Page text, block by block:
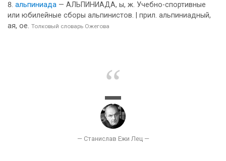
альпиниада — АЛЬПИНИАДА, ы, ж. Учебно-спортивные
или юбилейные сборы альпинистов. | прил. альпиниадный,
ая, ое. Толковый словарь Ожегова